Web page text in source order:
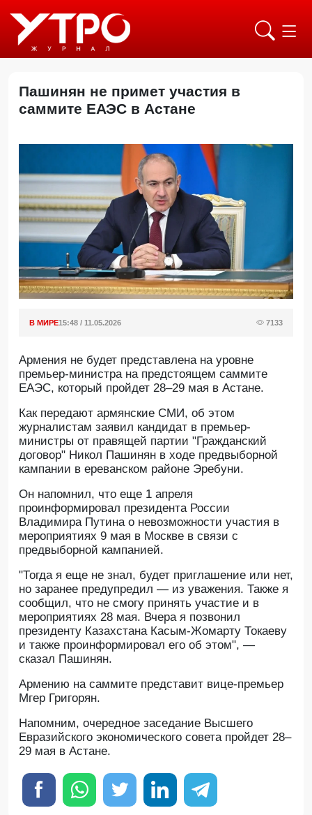
Пашинян не примет участия в
саммите ЕАЭС в Астане
В МИРЕ15:48 / 11.05.2026 7133
Армения не будет представлена на уровне
премьер-министра на предстоящем саммите
ЕАЭС, который пройдет 28–29 мая в Астане.
Как передают армянские СМИ, об этом
журналистам заявил кандидат в премьер-
министры от правящей партии "Гражданский
договор" Никол Пашинян в ходе предвыборной
кампании в ереванском районе Эребуни.
Он напомнил, что еще 1 апреля
проинформировал президента России
Владимира Путина о невозможности участия в
мероприятиях 9 мая в Москве в связи с
предвыборной кампанией.
"Тогда я еще не знал, будет приглашение или нет,
но заранее предупредил — из уважения. Также я
сообщил, что не смогу принять участие и в
мероприятиях 28 мая. Вчера я позвонил
президенту Казахстана Касым-Жомарту Токаеву
и также проинформировал его об этом", —
сказал Пашинян.
Армению на саммите представит вице-премьер
Мгер Григорян.
Напомним, очередное заседание Высшего
Евразийского экономического совета пройдет 28–
29 мая в Астане.